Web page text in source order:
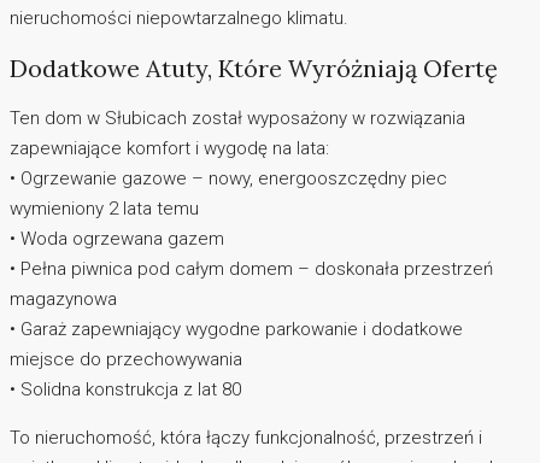
nieruchomości niepowtarzalnego klimatu.
Dodatkowe Atuty, Które Wyróżniają Ofertę
Ten dom w Słubicach został wyposażony w rozwiązania
zapewniające komfort i wygodę na lata:
• Ogrzewanie gazowe – nowy, energooszczędny piec
wymieniony 2 lata temu
• Woda ogrzewana gazem
• Pełna piwnica pod całym domem – doskonała przestrzeń
magazynowa
• Garaż zapewniający wygodne parkowanie i dodatkowe
miejsce do przechowywania
• Solidna konstrukcja z lat 80
To nieruchomość, która łączy funkcjonalność, przestrzeń i